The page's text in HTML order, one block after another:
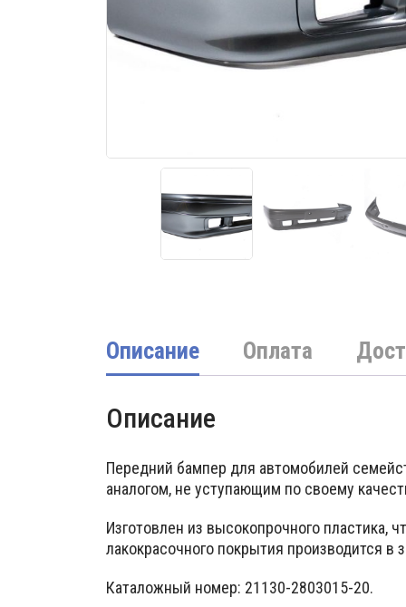
Описание Оплата
Описание
Передний бампер для автомобилей
аналогом, не уступающим по своему
Изготовлен из высокопрочного
лакокрасочного покрытия производится в
Каталожный номер: 21130-2803015-20.